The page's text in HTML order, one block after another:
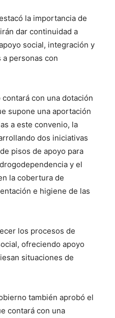
la importancia de
dar continuidad a
social, integración y
personas con
contará con una dotación
supone una aportación
a este convenio, la
dos iniciativas
pisos de apoyo para
y el
la cobertura de
e higiene de las
los procesos de
ofreciendo apoyo
situaciones de
también aprobó el
contará con una